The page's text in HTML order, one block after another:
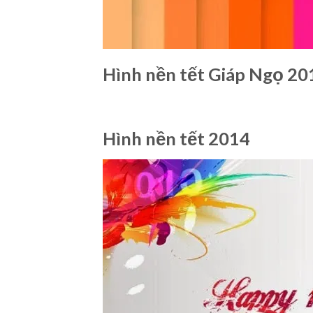
Hình nền tết Giáp Ngọ
Hình nền tết 2014